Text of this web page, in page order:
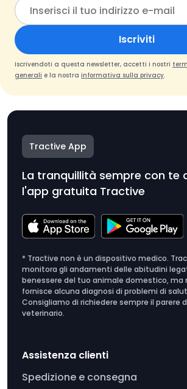
Iscriviti
Iscrivendoti a questa newsletter, accetti i nostri
generali e la nostra informativa sulla privacy.
Tractive App
La tranquillità sempre con te
l'app gratuita Tractive
* Tractive non è un dispositivo medico.
monitora gli andamenti delle abitudini
benessere del tuo animale domestico, ma
fornisce alcuna diagnosi di problemi di
Consigliamo di richiedere sempre il parere
veterinario.
Assistenza clienti
Spedizione e consegna